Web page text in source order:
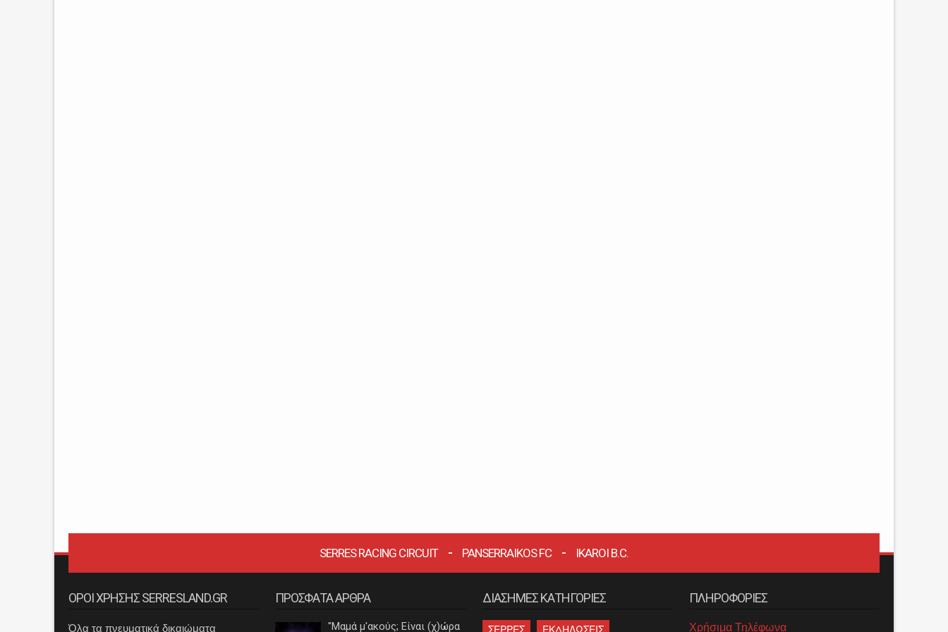
SERRES RACING CIRCUIT PANSERRAIKOS FC IKAROI B.C.
ΟΡΟΙ ΧΡΗΣΗΣ SERRESLAND.GR
Όλα τα πνευματικά δικαιώματα
ΠΡΟΣΦΑΤΑ ΑΡΘΡΑ
"Μαμά μ'ακούς; Είναι (χ)ώρα
ΔΙΑΣΗΜΕΣ ΚΑΤΗΓΟΡΙΕΣ ΠΛΗΡΟΦΟΡΙΕΣ
Χρήσιμα Τηλέφωνα